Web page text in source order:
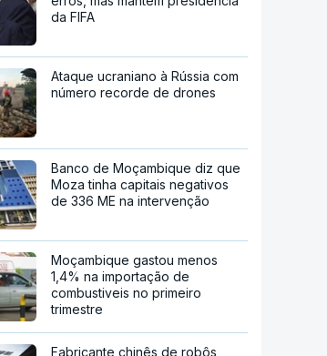
da FIFA
Ataque ucraniano à Rússia com
número recorde de drones
Banco de Moçambique diz que
Moza tinha capitais negativos
de 336 ME na intervenção
Moçambique gastou menos
1,4% na importação de
combustiveis no primeiro
trimestre
Fabricante chinês de robôs